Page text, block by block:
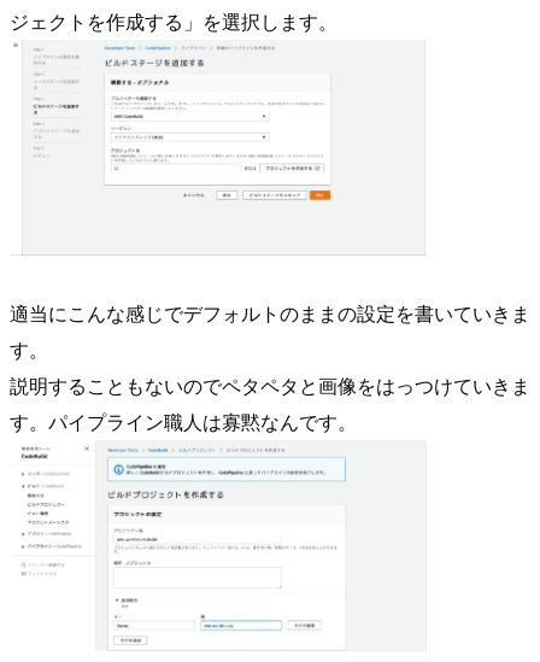
ジェクトを作成する」を選択します。
適当にこんな感じでデフォルトのままの設定を書いていきま
す。
説明することもないのでペタペタと画像をはっつけていきま
す。パイプライン職人は寡黙なんです。